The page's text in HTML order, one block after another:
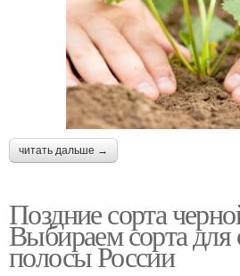
Популярный сорт
Крупноплодный сорт
Сорта от а
читать дальше →
Поздние сорта
Выбираем сорта для
полосы России